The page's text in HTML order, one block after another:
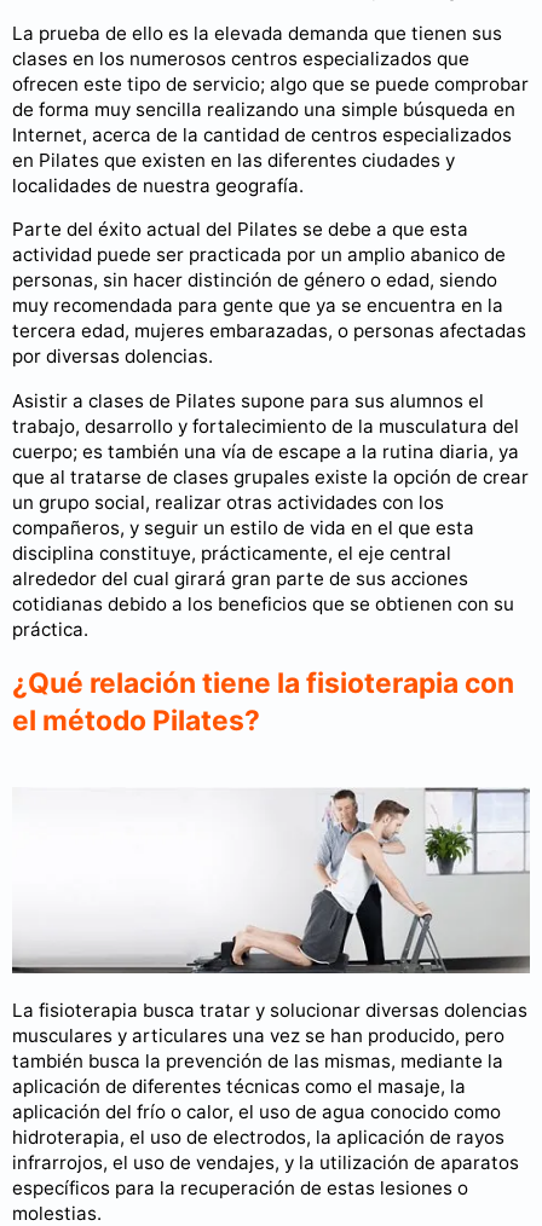
La prueba de ello es la elevada demanda que tienen sus
clases en los numerosos centros especializados que
ofrecen este tipo de servicio; algo que se puede comprobar
de forma muy sencilla realizando una simple búsqueda en
Internet, acerca de la cantidad de centros especializados
en Pilates que existen en las diferentes ciudades y
localidades de nuestra geografía.
Parte del éxito actual del Pilates se debe a que esta
actividad puede ser practicada por un amplio abanico de
personas, sin hacer distinción de género o edad, siendo
muy recomendada para gente que ya se encuentra en la
tercera edad, mujeres embarazadas, o personas afectadas
por diversas dolencias.
Asistir a clases de Pilates supone para sus alumnos el
trabajo, desarrollo y fortalecimiento de la musculatura del
cuerpo; es también una vía de escape a la rutina diaria, ya
que al tratarse de clases grupales existe la opción de crear
un grupo social, realizar otras actividades con los
compañeros, y seguir un estilo de vida en el que esta
disciplina constituye, prácticamente, el eje central
alrededor del cual girará gran parte de sus acciones
cotidianas debido a los beneficios que se obtienen con su
práctica.
¿Qué relación tiene la fisioterapia con
el método Pilates?
La fisioterapia busca tratar y solucionar diversas dolencias
musculares y articulares una vez se han producido, pero
también busca la prevención de las mismas, mediante la
aplicación de diferentes técnicas como el masaje, la
aplicación del frío o calor, el uso de agua conocido como
hidroterapia, el uso de electrodos, la aplicación de rayos
infrarrojos, el uso de vendajes, y la utilización de aparatos
específicos para la recuperación de estas lesiones o
molestias.